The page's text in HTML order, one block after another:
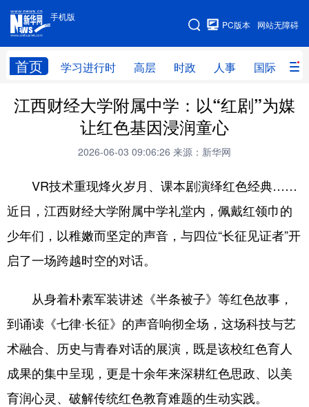
手机版
网站无障碍
PC版本
首页 学习进行时 高层 时政 人事 国际 财
手机版
网站地图
学习进行时 高层 时政 人事
财经 网评
全球连线
科技 科创 量子 体育
文化 书画 健康 军事
食品 人居 信息化 数字经济
学术中国 乡村振兴 溯源中国
彩票 娱乐 时尚
江西财经大学附属中学：以“红剧”为媒
让红色基因浸润童心
2026-06-03 09:06:26 来源：新华网
VR技术重现烽火岁月、课本剧演绎红色经典……
近日，江西财经大学附属中学礼堂内，佩戴红领巾的
少年们，以稚嫩而坚定的声音，与四位“长征见证者”开
启了一场跨越时空的对话。
从身着朴素军装讲述《半条被子》等红色故事，
到诵读《七律·长征》的声音响彻全场，这场科技与艺
术融合、历史与青春对话的展演，既是该校红色育人
成果的集中呈现，更是十余年来深耕红色思政、以美
育润心灵、破解传统红色教育难题的生动实践。